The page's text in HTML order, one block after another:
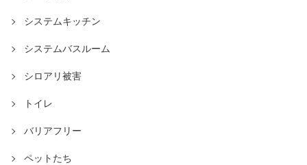
システムキッチン
システムバスルーム
シロアリ被害
トイレ
バリアフリー
ペットたち